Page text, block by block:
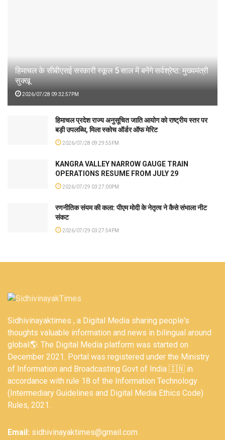
हिमाचल के सीबीएसई सरकारी स्कूल 5 साल में बनेंगे सर्वश्रेष्ठ: मुख्यमंत्री
सुक्खू
2026/07/28 09:32:57PM
हिमाचल प्रदेश राज्य अनुसूचित जाति आयोग को राष्ट्रीय स्तर पर
बड़ी उपलब्धि, मिला स्कोच ऑर्डर ऑफ मेरिट
2026/07/28 09:29:55PM
KANGRA VALLEY NARROW GAUGE TRAIN
OPERATIONS RESUME FROM JULY 29
2026/07/29 03:27:00PM
रणनीतिक संयम की कला: पीएम मोदी के नेतृत्व ने कैसे संभाला नीट
संकट
2026/07/29 03:27:54PM
Sidhivinayaktimes , a Digital Media sharing people's
thoughts valuable information and news in bilingual around
global🌎. The Digital Media platform was started on
December 2021. Portal was registered under the Ministry
of Information and Broadcasting Govt of India 🇮🇳 in
accordance with rule 18 of the Information Technology
(Intermediary Guidelines and Digital Media Ethics Code)
Rules, 2021.
Email: sidhivinayaktimes@gmail.com